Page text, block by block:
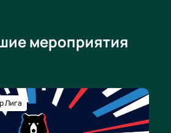
мероприятия
Лига